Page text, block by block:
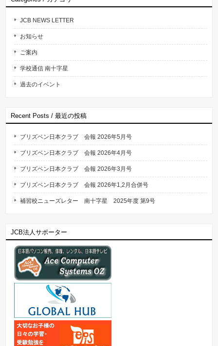
JCB NEWS LETTER
お知らせ
ご案内
学校通信 南十字星
過去のイベント
Recent Posts / 最近の投稿
ブリズベン日本クラブ 会報 2026年5月号
ブリズベン日本クラブ 会報 2026年4月号
ブリズベン日本クラブ 会報 2026年3月号
ブリズベン日本クラブ 会報 2026年1,2月合併号
補習校ニューズレター 南十字星 2025年度 第9号
JCB法人サポーター